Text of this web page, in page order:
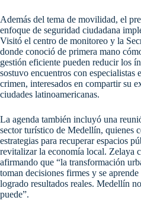
Además del tema de movilidad, el
enfoque de seguridad ciudadana
Visitó el centro de monitoreo y la
donde conoció de primera mano
gestión eficiente pueden reducir los
sostuvo encuentros con especialistas
crimen, interesados en compartir su
ciudades latinoamericanas.
La agenda también incluyó una
sector turístico de Medellín, quienes
estrategias para recuperar espacios
revitalizar la economía local. Zelaya
afirmando que “la transformación
toman decisiones firmes y se aprende
logrado resultados reales. Medellín
puede”.